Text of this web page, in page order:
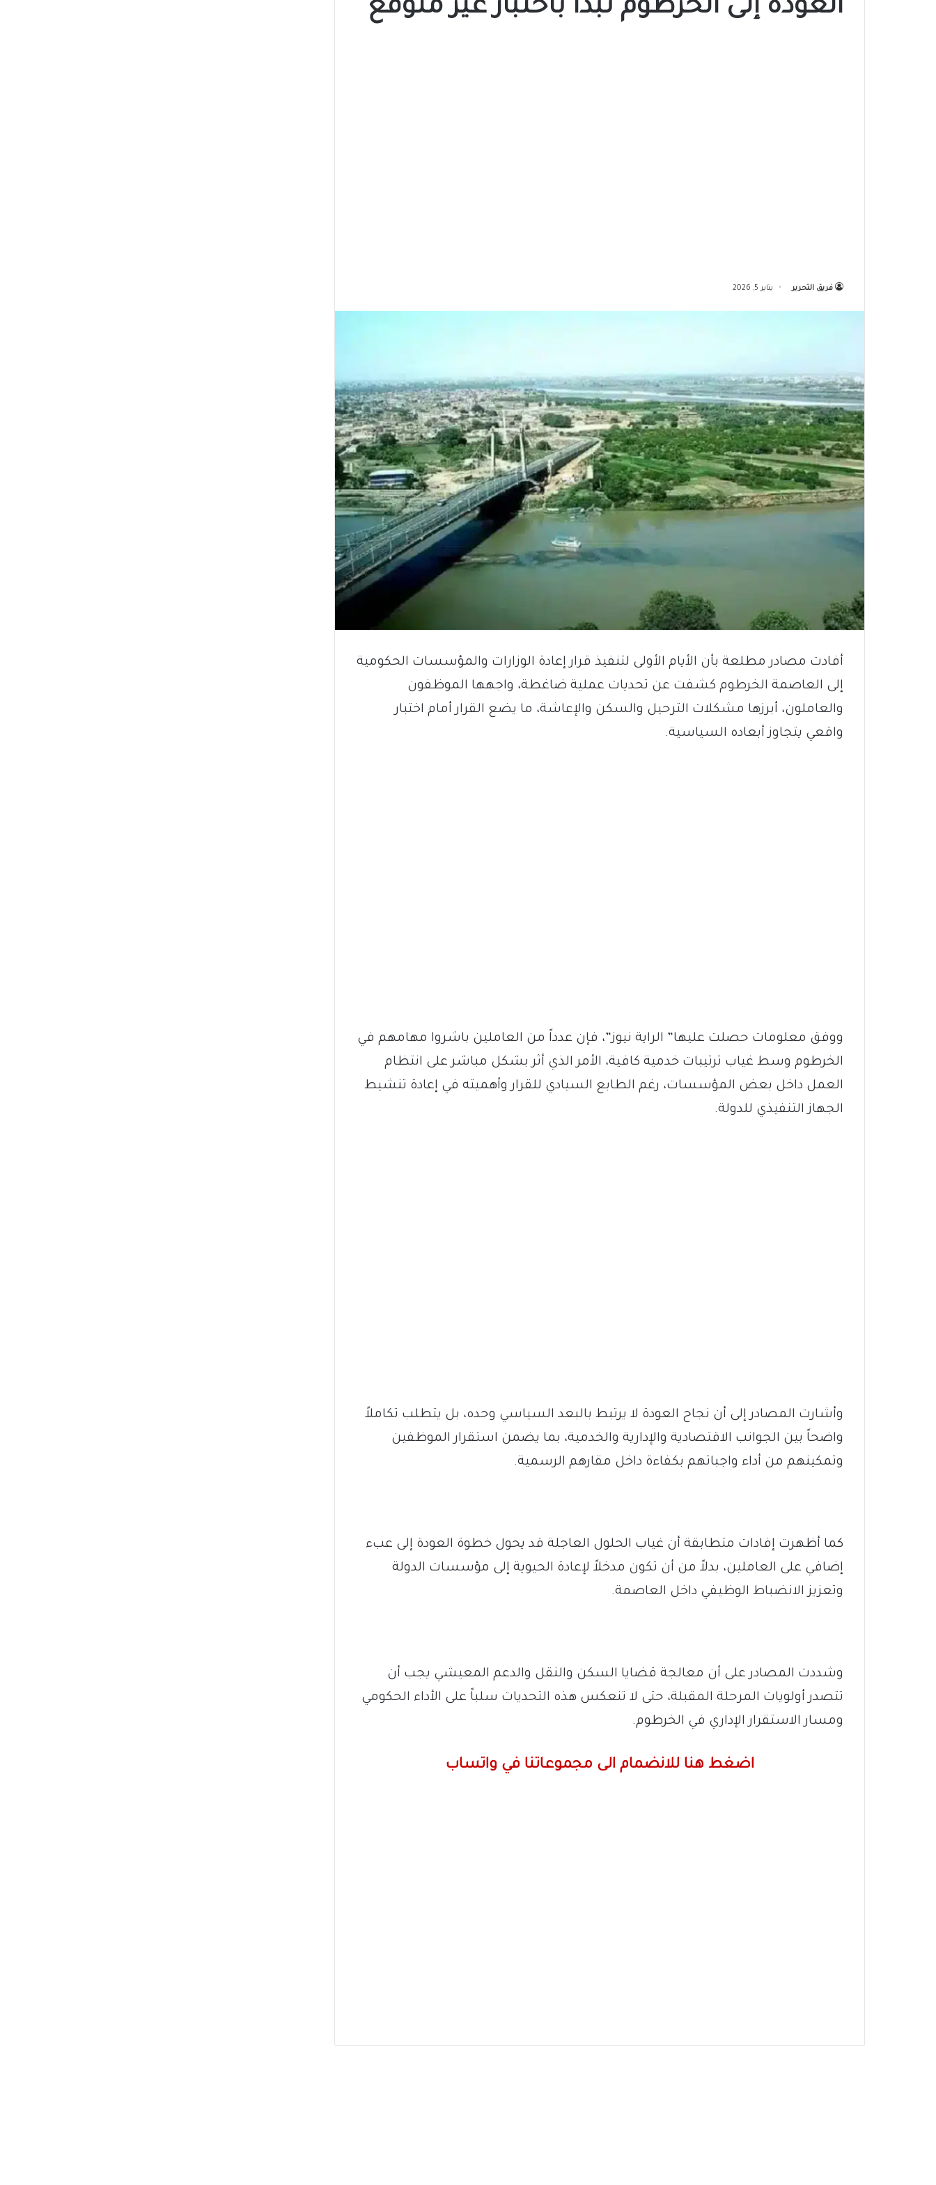
العودة إلى الخرطوم تبدأ باختبار غير متوقع
فريق التحرير يناير 5, 2026
أفادت مصادر مطلعة بأن الأيام الأولى لتنفيذ قرار إعادة الوزارات والمؤسسات الحكومية
إلى العاصمة الخرطوم كشفت عن تحديات عملية ضاغطة، واجهها الموظفون
والعاملون، أبرزها مشكلات الترحيل والسكن والإعاشة، ما يضع القرار أمام اختبار
واقعي يتجاوز أبعاده السياسية.
ووفق معلومات حصلت عليها” الراية نيوز”، فإن عدداً من العاملين باشروا مهامهم في
الخرطوم وسط غياب ترتيبات خدمية كافية، الأمر الذي أثر بشكل مباشر على انتظام
العمل داخل بعض المؤسسات، رغم الطابع السيادي للقرار وأهميته في إعادة تنشيط
الجهاز التنفيذي للدولة.
وأشارت المصادر إلى أن نجاح العودة لا يرتبط بالبعد السياسي وحده، بل يتطلب تكاملاً
واضحاً بين الجوانب الاقتصادية والإدارية والخدمية، بما يضمن استقرار الموظفين
وتمكينهم من أداء واجباتهم بكفاءة داخل مقارهم الرسمية.
كما أظهرت إفادات متطابقة أن غياب الحلول العاجلة قد يحول خطوة العودة إلى عبء
إضافي على العاملين، بدلاً من أن تكون مدخلاً لإعادة الحيوية إلى مؤسسات الدولة
وتعزيز الانضباط الوظيفي داخل العاصمة.
وشددت المصادر على أن معالجة قضايا السكن والنقل والدعم المعيشي يجب أن
تتصدر أولويات المرحلة المقبلة، حتى لا تنعكس هذه التحديات سلباً على الأداء الحكومي
ومسار الاستقرار الإداري في الخرطوم.
اضغط هنا للانضمام الى مجموعاتنا في واتساب